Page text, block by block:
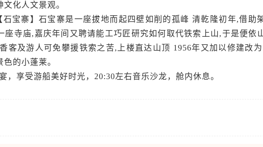
化人文景观。
宝寨】石宝寨是一座拔地而起四壁如削的孤峰 清乾隆初年,借助
座寺庙,嘉庆年间又聘请能工巧匠研究如何取代铁索上山,于是便依
客及游人可免攀援铁索之苦,上楼直达山顶 1956年又加以修建改
的小蓬莱。
，享受游船美好时光，20:30左右音乐沙龙，舱内休息。